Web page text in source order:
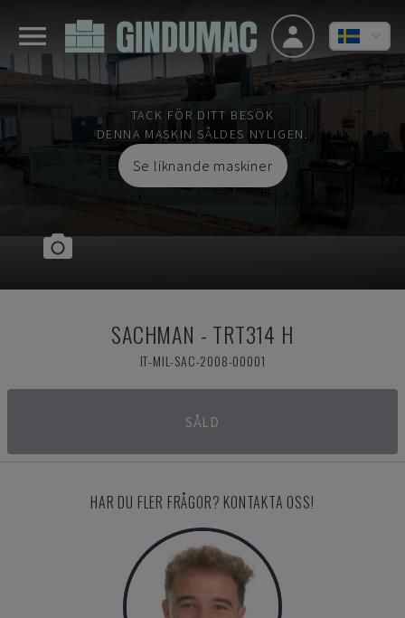
TACK FÖR DITT BESÖK
DENNA MASKIN SÅLDES NYLIGEN.
Se liknande maskiner
SACHMAN - TRT314 H
IT-MIL-SAC-2008-00001
SÅLD
HAR DU FLER FRÅGOR? KONTAKTA OSS!